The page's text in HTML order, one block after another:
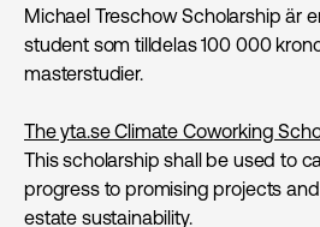
Michael Treschow Scholarship är
student som tilldelas 100 000
masterstudier.
The yta.se Climate Coworking
This scholarship shall be used to
progress to promising projects
estate sustainability.